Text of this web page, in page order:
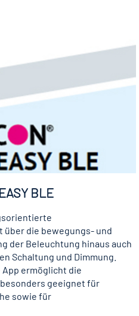
BLE
die bewegungs- und
der Beleuchtung hinaus auch
Schaltung und Dimmung.
ermöglicht die
geeignet für
sowie für